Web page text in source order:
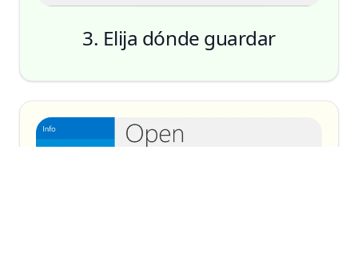
3. Elija dónde guardar